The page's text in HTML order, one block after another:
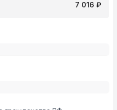
7 016 ₽